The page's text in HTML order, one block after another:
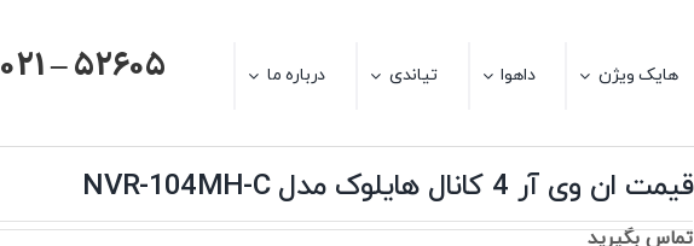
هایک ویژن داهوا تیاندی درباره ما 021 – 52605
قیمت ان وی آر 4 کانال هایلوک مدل NVR-104MH-C
تماس بگیرید